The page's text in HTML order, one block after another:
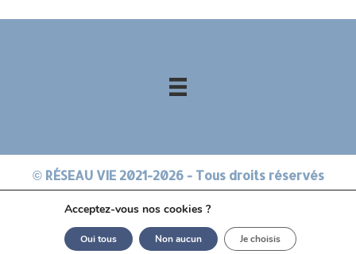
© RÉSEAU VIE 2021-2026 - Tous droits réservés
Acceptez-vous nos cookies ?
Oui tous Non aucun Je choisis